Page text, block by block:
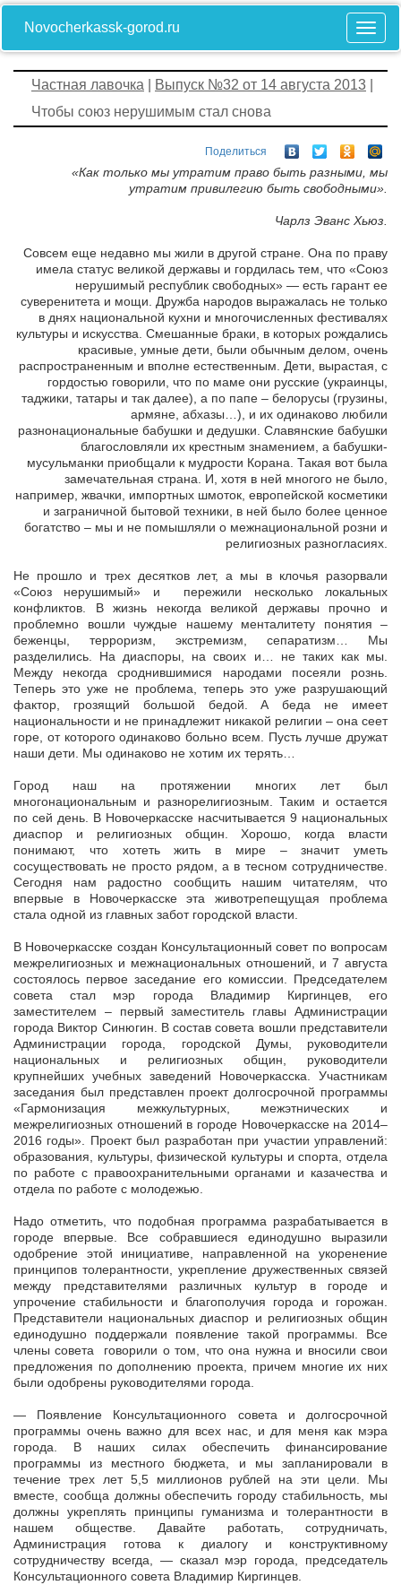
Novocherkassk-gorod.ru
Частная лавочка Выпуск №32 от 14 августа 2013
Чтобы союз нерушимым стал снова
Поделиться
«Как только мы утратим право быть разными, мы
утратим привилегию быть свободными».
Чарлз Эванс Хьюз.
Совсем еще недавно мы жили в другой стране. Она по праву
имела статус великой державы и гордилась тем, что «Союз
нерушимый республик свободных» — есть гарант ее
суверенитета и мощи. Дружба народов выражалась не только
в днях национальной кухни и многочисленных фестивалях
культуры и искусства. Смешанные браки, в которых рождались
красивые, умные дети, были обычным делом, очень
распространенным и вполне естественным. Дети, вырастая, с
гордостью говорили, что по маме они русские (украинцы,
таджики, татары и так далее), а по папе – белорусы (грузины,
армяне, абхазы…), и их одинаково любили
разнонациональные бабушки и дедушки. Славянские бабушки
благословляли их крестным знамением, а бабушки-
мусульманки приобщали к мудрости Корана. Такая вот была
замечательная страна. И, хотя в ней многого не было,
например, жвачки, импортных шмоток, европейской косметики
и заграничной бытовой техники, в ней было более ценное
богатство – мы и не помышляли о межнациональной розни и
религиозных разногласиях.
Не прошло и трех десятков лет, а мы в клочья разорвали
«Союз нерушимый» и пережили несколько локальных
конфликтов. В жизнь некогда великой державы прочно и
проблемно вошли чуждые нашему менталитету понятия –
беженцы, терроризм, экстремизм, сепаратизм… Мы
разделились. На диаспоры, на своих и… не таких как мы.
Между некогда сроднившимися народами посеяли рознь.
Теперь это уже не проблема, теперь это уже разрушающий
фактор, грозящий большой бедой. А беда не имеет
национальности и не принадлежит никакой религии – она сеет
горе, от которого одинаково больно всем. Пусть лучше дружат
наши дети. Мы одинаково не хотим их терять…
Город наш на протяжении многих лет был
многонациональным и разнорелигиозным. Таким и остается
по сей день. В Новочеркасске насчитывается 9 национальных
диаспор и религиозных общин. Хорошо, когда власти
понимают, что хотеть жить в мире – значит уметь
сосуществовать не просто рядом, а в тесном сотрудничестве.
Сегодня нам радостно сообщить нашим читателям, что
впервые в Новочеркасске эта животрепещущая проблема
стала одной из главных забот городской власти.
В Новочеркасске создан Консультационный совет по вопросам
межрелигиозных и межнациональных отношений, и 7 августа
состоялось первое заседание его комиссии. Председателем
совета стал мэр города Владимир Киргинцев, его
заместителем – первый заместитель главы Администрации
города Виктор Синюгин. В состав совета вошли представители
Администрации города, городской Думы, руководители
национальных и религиозных общин, руководители
крупнейших учебных заведений Новочеркасска. Участникам
заседания был представлен проект долгосрочной программы
«Гармонизация межкультурных, межэтнических и
межрелигиозных отношений в городе Новочеркасске на 2014–
2016 годы». Проект был разработан при участии управлений:
образования, культуры, физической культуры и спорта, отдела
по работе с правоохранительными органами и казачества и
отдела по работе с молодежью.
Надо отметить, что подобная программа разрабатывается в
городе впервые. Все собравшиеся единодушно выразили
одобрение этой инициативе, направленной на укоренение
принципов толерантности, укрепление дружественных связей
между представителями различных культур в городе и
упрочение стабильности и благополучия города и горожан.
Представители национальных диаспор и религиозных общин
единодушно поддержали появление такой программы. Все
члены совета говорили о том, что она нужна и вносили свои
предложения по дополнению проекта, причем многие их них
были одобрены руководителями города.
— Появление Консультационного совета и долгосрочной
программы очень важно для всех нас, и для меня как мэра
города. В наших силах обеспечить финансирование
программы из местного бюджета, и мы запланировали в
течение трех лет 5,5 миллионов рублей на эти цели. Мы
вместе, сообща должны обеспечить городу стабильность, мы
должны укреплять принципы гуманизма и толерантности в
нашем обществе. Давайте работать, сотрудничать,
Администрация готова к диалогу и конструктивному
сотрудничеству всегда, — сказал мэр города, председатель
Консультационного совета Владимир Киргинцев.